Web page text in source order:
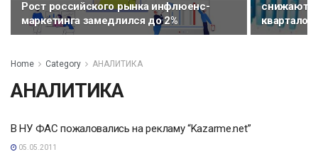
Рост российского рынка инфлюенс-
маркетинга замедлился до 2%
кварталов
Home Category АНАЛИТИКА
АНАЛИТИКА
В НУ ФАС пожаловались на рекламу “Kazarme.net”
05.05.2011